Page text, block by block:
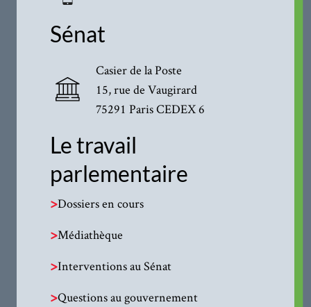
Sénat
Casier de la Poste
15, rue de Vaugirard
75291 Paris CEDEX 6
Le travail
parlementaire
>Dossiers en cours
>Médiathèque
>Interventions au Sénat
>Questions au gouvernement